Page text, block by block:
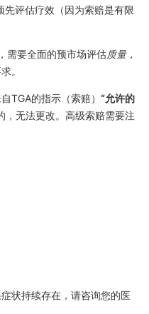
先评估疗效（因为索赔是有限
需要全面的预市场评估质量，
。
TGA的指示（索赔） “允许的
，无法更改。高级索赔需要注
状持续存在，请咨询您的医